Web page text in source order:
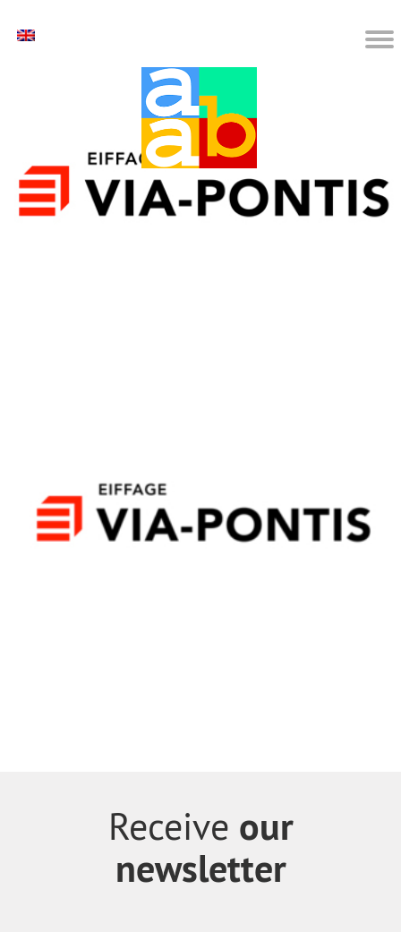
Receive our
newsletter